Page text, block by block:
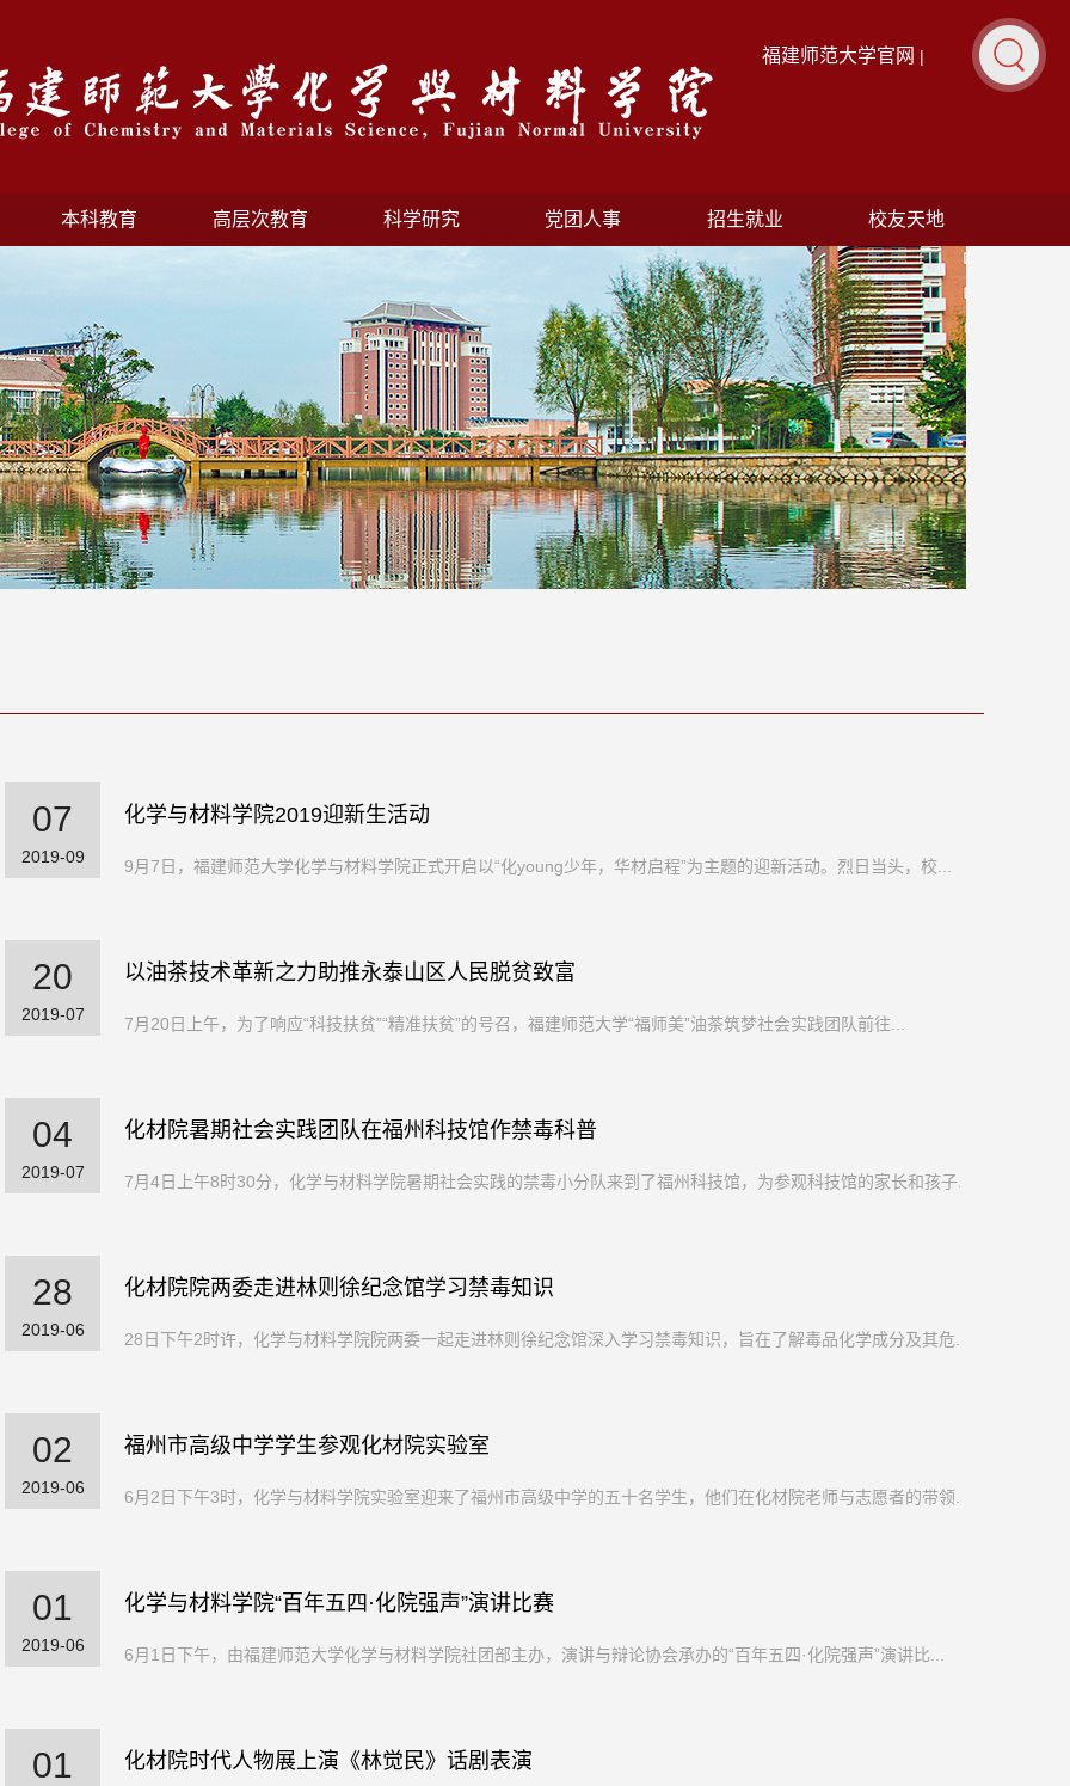
福建师范大学官网 |
本科教育 高层次教育 科学研究 党团人事 招生就业 校友天地
07
2019-09
化学与材料学院2019迎新生活动
9月7日，福建师范大学化学与材料学院正式开启以“化young少年，华材启程”为主题的迎新活动。烈日当头，校...
20
2019-07
以油茶技术革新之力助推永泰山区人民脱贫致富
7月20日上午，为了响应“科技扶贫”“精准扶贫”的号召，福建师范大学“福师美”油茶筑梦社会实践团队前往...
04
2019-07
化材院暑期社会实践团队在福州科技馆作禁毒科普
7月4日上午8时30分，化学与材料学院暑期社会实践的禁毒小分队来到了福州科技馆，为参观科技馆的家长和孩子...
28
2019-06
化材院院两委走进林则徐纪念馆学习禁毒知识
28日下午2时许，化学与材料学院院两委一起走进林则徐纪念馆深入学习禁毒知识，旨在了解毒品化学成分及其危...
02
2019-06
福州市高级中学学生参观化材院实验室
6月2日下午3时，化学与材料学院实验室迎来了福州市高级中学的五十名学生，他们在化材院老师与志愿者的带领...
01
2019-06
化学与材料学院“百年五四·化院强声”演讲比赛
6月1日下午，由福建师范大学化学与材料学院社团部主办，演讲与辩论协会承办的“百年五四·化院强声”演讲比...
01 化材院时代人物展上演《林觉民》话剧表演